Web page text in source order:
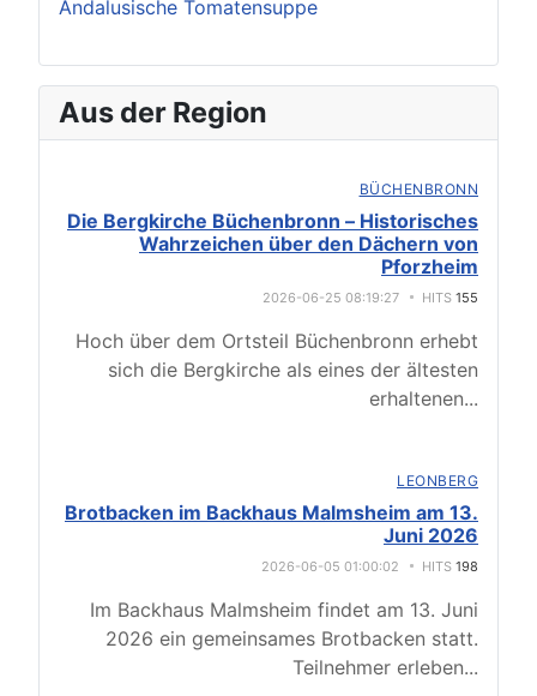
Andalusische Tomatensuppe
Aus der Region
BÜCHENBRONN
Die Bergkirche Büchenbronn – Historisches
Wahrzeichen über den Dächern von
Pforzheim
2026-06-25 08:19:27 HITS 155
Hoch über dem Ortsteil Büchenbronn erhebt
sich die Bergkirche als eines der ältesten
erhaltenen...
LEONBERG
Brotbacken im Backhaus Malmsheim am 13.
Juni 2026
2026-06-05 01:00:02 HITS 198
Im Backhaus Malmsheim findet am 13. Juni
2026 ein gemeinsames Brotbacken statt.
Teilnehmer erleben...